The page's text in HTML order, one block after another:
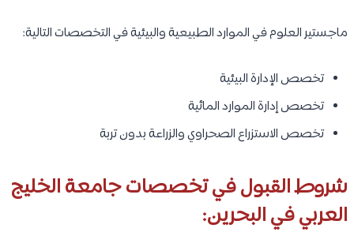
ماجستير العلوم في الموارد الطبيعية والبيئية في التخصصات التالية:
تخصص الإدارة البيئية
تخصص إدارة الموارد المائية
تخصص الاستزراع الصحراوي والزراعة بدون تربة
شروط القبول في تخصصات جامعة الخليج
العربي في البحرين: